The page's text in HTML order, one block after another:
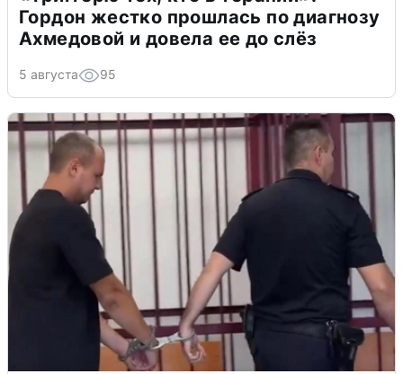
Гордон жестко прошлась по диагнозу
Ахмедовой и довела ее до слёз
5 августа 95